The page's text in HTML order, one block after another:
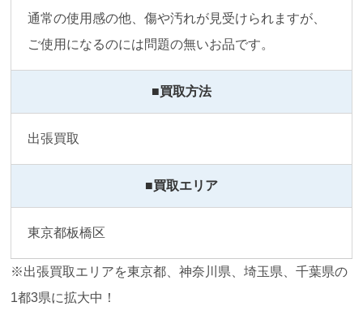
通常の使用感の他、傷や汚れが見受けられますが、
ご使用になるのには問題の無いお品です。
■買取方法
出張買取
■買取エリア
東京都板橋区
※出張買取エリアを東京都、神奈川県、埼玉県、千葉県の
1都3県に拡大中！